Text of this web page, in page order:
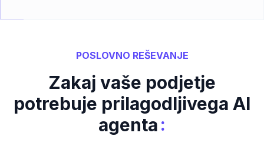
POSLOVNO REŠEVANJE
Zakaj vaše podjetje
potrebuje prilagodljivega AI
agenta: